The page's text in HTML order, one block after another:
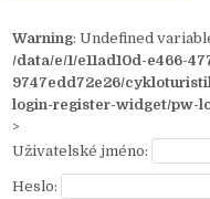
Warning: Undefined
/data/e/1/e11ad10d-e466-
9747edd72e26/
login-register-widget/pw-
>
Uživatelské jméno:
Heslo: